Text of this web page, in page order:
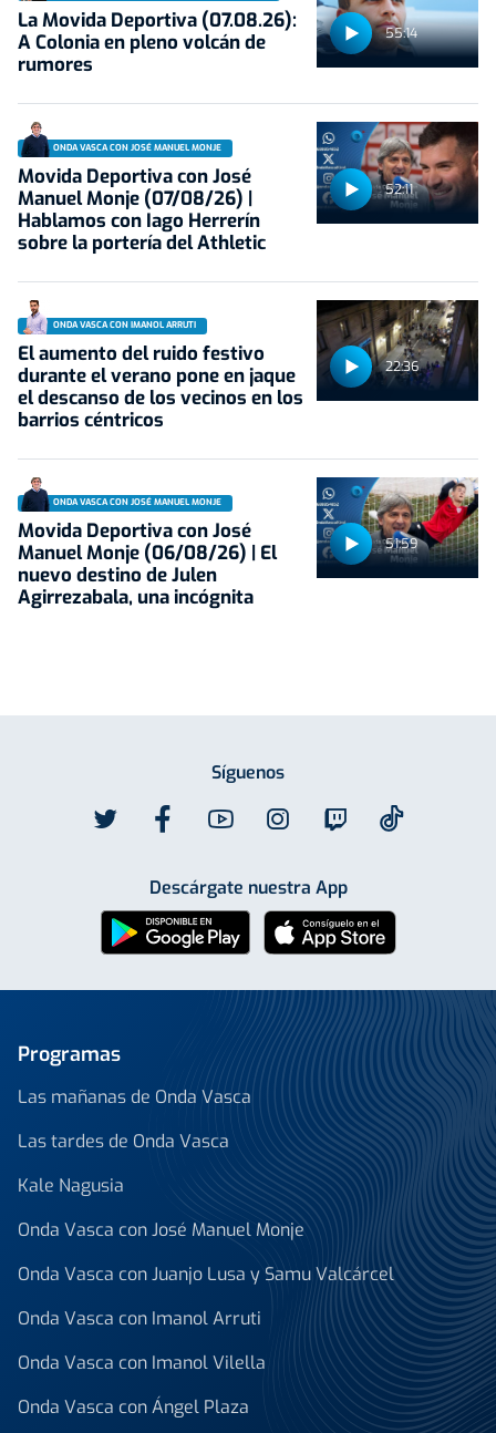
55:14
La Movida Deportiva (07.08.26):
A Colonia en pleno volcán de
rumores
52:11
ONDA VASCA CON JOSÉ MANUEL MONJE
Movida Deportiva con José
Manuel Monje (07/08/26) |
Hablamos con Iago Herrerín
sobre la portería del Athletic
22:36
ONDA VASCA CON IMANOL ARRUTI
El aumento del ruido festivo
durante el verano pone en jaque
el descanso de los vecinos en los
barrios céntricos
51:59
ONDA VASCA CON JOSÉ MANUEL MONJE
Movida Deportiva con José
Manuel Monje (06/08/26) | El
nuevo destino de Julen
Agirrezabala, una incógnita
Síguenos
Descárgate nuestra App
Programas
Las mañanas de Onda Vasca
Las tardes de Onda Vasca
Kale Nagusia
Onda Vasca con José Manuel Monje
Onda Vasca con Juanjo Lusa y Samu Valcárcel
Onda Vasca con Imanol Arruti
Onda Vasca con Imanol Vilella
Onda Vasca con Ángel Plaza